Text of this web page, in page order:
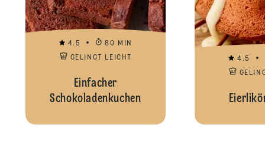
4.5
80 MIN
GELINGT LEICHT
Einfacher
Schokoladenkuchen
4.5